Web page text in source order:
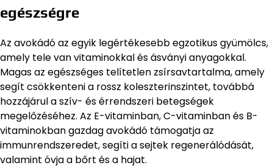
egészségre
Az avokádó az egyik legértékesebb egzotikus gyümölcs,
amely tele van vitaminokkal és ásványi anyagokkal.
Magas az egészséges telítetlen zsírsavtartalma, amely
segít csökkenteni a rossz koleszterinszintet, továbbá
hozzájárul a szív- és érrendszeri betegségek
megelőzéséhez. Az E-vitaminban, C-vitaminban és B-
vitaminokban gazdag avokádó támogatja az
immunrendszeredet, segíti a sejtek regenerálódását,
valamint óvja a bőrt és a hajat.